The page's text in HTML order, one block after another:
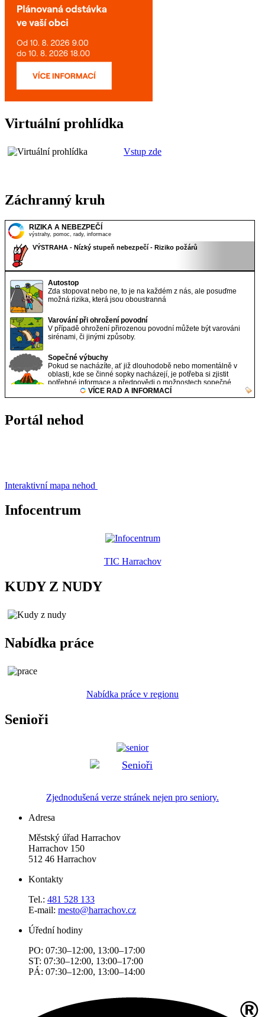
Virtuální prohlídka
Vstup zde
Záchranný kruh
Portál nehod
Interaktivní mapa nehod
Infocentrum
TIC Harrachov
KUDY Z NUDY
Nabídka práce
Nabídka práce v regionu
Senioři
Zjednodušená verze stránek nejen pro seniory.
Adresa
Městský úřad Harrachov
Harrachov 150
512 46 Harrachov
Kontakty
Tel.: 481 528 133
E-mail: mesto@harrachov.cz
Úřední hodiny
PO: 07:30–12:00, 13:00–17:00
ST: 07:30–12:00, 13:00–17:00
PÁ: 07:30–12:00, 13:00–14:00